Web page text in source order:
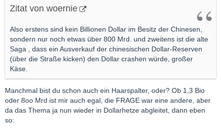
Zitat von woernie
Also erstens sind kein Billionen Dollar im Besitz der Chinesen,
sondern nur noch etwas über 800 Mrd. und zweitens ist die alte
Saga , dass ein Ausverkauf der chinesischen Dollar-Reserven
(über die Straße kicken) den Dollar crashen würde, großer
Käse.
Manchmal bist du schon auch ein Haarspalter, oder? Ob 1,3 Bio
oder 8oo Mrd ist mir auch egal, die FRAGE war eine andere, aber
da das Thema ja nun wieder in Dollarhetze abgleitet, dann eben
so: